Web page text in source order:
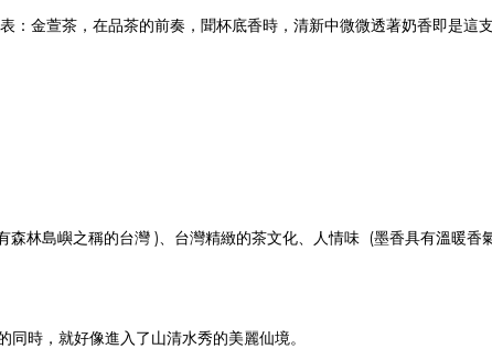
金萱茶，在品茶的前奏，聞杯底香時，清新中微微透著奶香即是這支
林島嶼之稱的台灣 )、台灣精緻的茶文化、人情味 (墨香具有溫暖香
時，就好像進入了山清水秀的美麗仙境。